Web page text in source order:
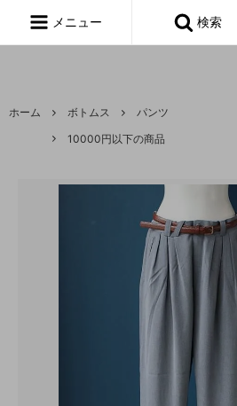
着,made in usa,アメーバ,
メニュー 検索
ホーム ボトムス
パンツ
10000円以下の商品